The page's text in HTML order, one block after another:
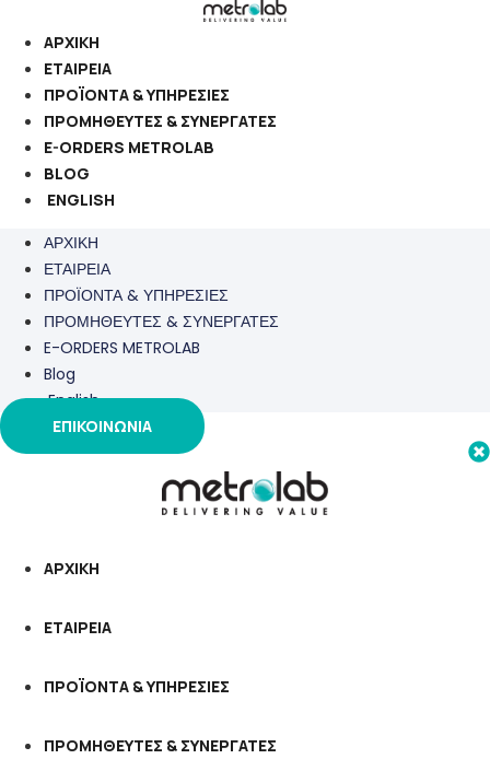
στο
περιεχόμενο
ΑΡΧΙΚΗ
ΕΤΑΙΡΕΙΑ
ΠΡΟΪΟΝΤΑ & ΥΠΗΡΕΣΙΕΣ
ΠΡΟΜΗΘΕΥΤΕΣ & ΣΥΝΕΡΓΑΤΕΣ
E-ORDERS METROLAB
BLOG
ENGLISH
ΑΡΧΙΚΗ
ΕΤΑΙΡΕΙΑ
ΠΡΟΪΟΝΤΑ & ΥΠΗΡΕΣΙΕΣ
ΠΡΟΜΗΘΕΥΤΕΣ & ΣΥΝΕΡΓΑΤΕΣ
E-ORDERS METROLAB
Blog
English
ΕΠΙΚΟΙΝΩΝΙΑ
ΑΡΧΙΚΗ
ΕΤΑΙΡΕΙΑ
ΠΡΟΪΟΝΤΑ & ΥΠΗΡΕΣΙΕΣ
ΠΡΟΜΗΘΕΥΤΕΣ & ΣΥΝΕΡΓΑΤΕΣ